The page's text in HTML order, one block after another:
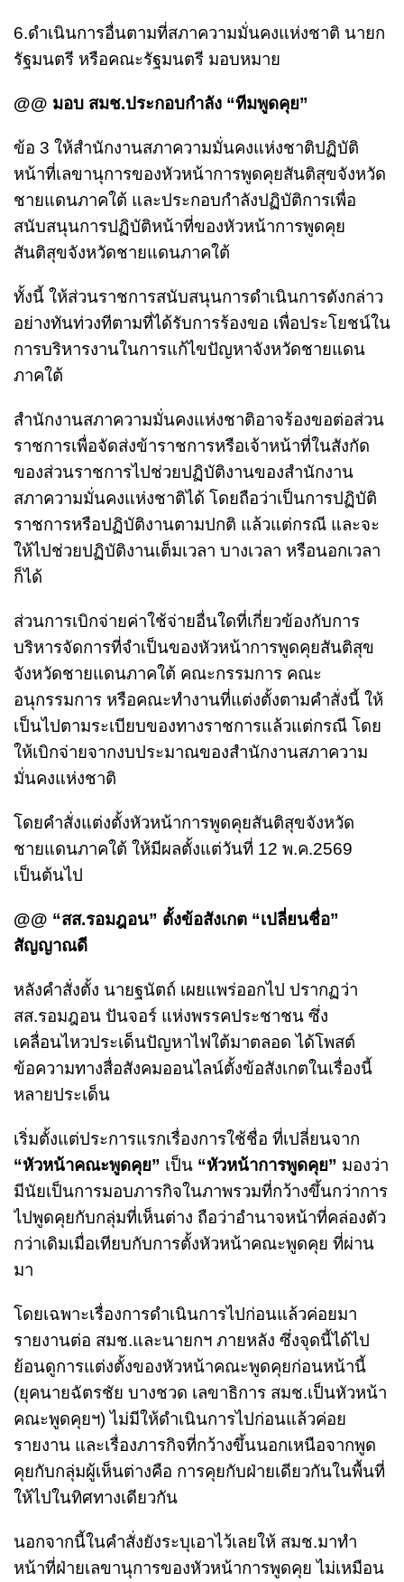
6.ดำเนินการอื่นตามที่สภาความมั่นคงแห่งชาติ นายก
รัฐมนตรี หรือคณะรัฐมนตรี มอบหมาย
@@ มอบ สมช.ประกอบกำลัง “ทีมพูดคุย”
ข้อ 3 ให้สำนักงานสภาความมั่นคงแห่งชาติปฏิบัติ
หน้าที่เลขานุการของหัวหน้าการพูดคุยสันติสุขจังหวัด
ชายแดนภาคใต้ และประกอบกำลังปฏิบัติการเพื่อ
สนับสนุนการปฏิบัติหน้าที่ของหัวหน้าการพูดคุย
สันติสุขจังหวัดชายแดนภาคใต้
ทั้งนี้ ให้ส่วนราชการสนับสนุนการดำเนินการดังกล่าว
อย่างทันท่วงทีตามที่ได้รับการร้องขอ เพื่อประโยชน์ใน
การบริหารงานในการแก้ไขปัญหาจังหวัดชายแดน
ภาคใต้
สำนักงานสภาความมั่นคงแห่งชาติอาจร้องขอต่อส่วน
ราชการเพื่อจัดส่งข้าราชการหรือเจ้าหน้าที่ในสังกัด
ของส่วนราชการไปช่วยปฏิบัติงานของสำนักงาน
สภาความมั่นคงแห่งชาติได้ โดยถือว่าเป็นการปฏิบัติ
ราชการหรือปฏิบัติงานตามปกติ แล้วแต่กรณี และจะ
ให้ไปช่วยปฏิบัติงานเต็มเวลา บางเวลา หรือนอกเวลา
ก็ได้
ส่วนการเบิกจ่ายค่าใช้จ่ายอื่นใดที่เกี่ยวข้องกับการ
บริหารจัดการที่จำเป็นของหัวหน้าการพูดคุยสันติสุข
จังหวัดชายแดนภาคใต้ คณะกรรมการ คณะ
อนุกรรมการ หรือคณะทำงานที่แต่งตั้งตามคำสั่งนี้ ให้
เป็นไปตามระเบียบของทางราชการแล้วแต่กรณี โดย
ให้เบิกจ่ายจากงบประมาณของสำนักงานสภาความ
มั่นคงแห่งชาติ
โดยคำสั่งแต่งตั้งหัวหน้าการพูดคุยสันติสุขจังหวัด
ชายแดนภาคใต้ ให้มีผลตั้งแต่วันที่ 12 พ.ค.2569
เป็นต้นไป
@@ “สส.รอมฎอน” ตั้งข้อสังเกต “เปลี่ยนชื่อ”
สัญญาณดี
หลังคำสั่งตั้ง นายฐนัตถ์ เผยแพร่ออกไป ปรากฏว่า
สส.รอมฎอน ปันจอร์ แห่งพรรคประชาชน ซึ่ง
เคลื่อนไหวประเด็นปัญหาไฟใต้มาตลอด ได้โพสต์
ข้อความทางสื่อสังคมออนไลน์ตั้งข้อสังเกตในเรื่องนี้
หลายประเด็น
เริ่มตั้งแต่ประการแรกเรื่องการใช้ชื่อ ที่เปลี่ยนจาก
“หัวหน้าคณะพูดคุย” เป็น “หัวหน้าการพูดคุย” มองว่า
มีนัยเป็นการมอบภารกิจในภาพรวมที่กว้างขึ้นกว่าการ
ไปพูดคุยกับกลุ่มที่เห็นต่าง ถือว่าอำนาจหน้าที่คล่องตัว
กว่าเดิมเมื่อเทียบกับการตั้งหัวหน้าคณะพูดคุย ที่ผ่าน
มา
โดยเฉพาะเรื่องการดำเนินการไปก่อนแล้วค่อยมา
รายงานต่อ สมช.และนายกฯ ภายหลัง ซึ่งจุดนี้ได้ไป
ย้อนดูการแต่งตั้งของหัวหน้าคณะพูดคุยก่อนหน้านี้
(ยุคนายฉัตรชัย บางชวด เลขาธิการ สมช.เป็นหัวหน้า
คณะพูดคุยฯ) ไม่มีให้ดำเนินการไปก่อนแล้วค่อย
รายงาน และเรื่องภารกิจที่กว้างขึ้นนอกเหนือจากพูด
คุยกับกลุ่มผู้เห็นต่างคือ การคุยกับฝ่ายเดียวกันในพื้นที่
ให้ไปในทิศทางเดียวกัน
นอกจากนี้ในคำสั่งยังระบุเอาไว้เลยให้ สมช.มาทำ
หน้าที่ฝ่ายเลขานุการของหัวหน้าการพูดคุย ไม่เหมือน